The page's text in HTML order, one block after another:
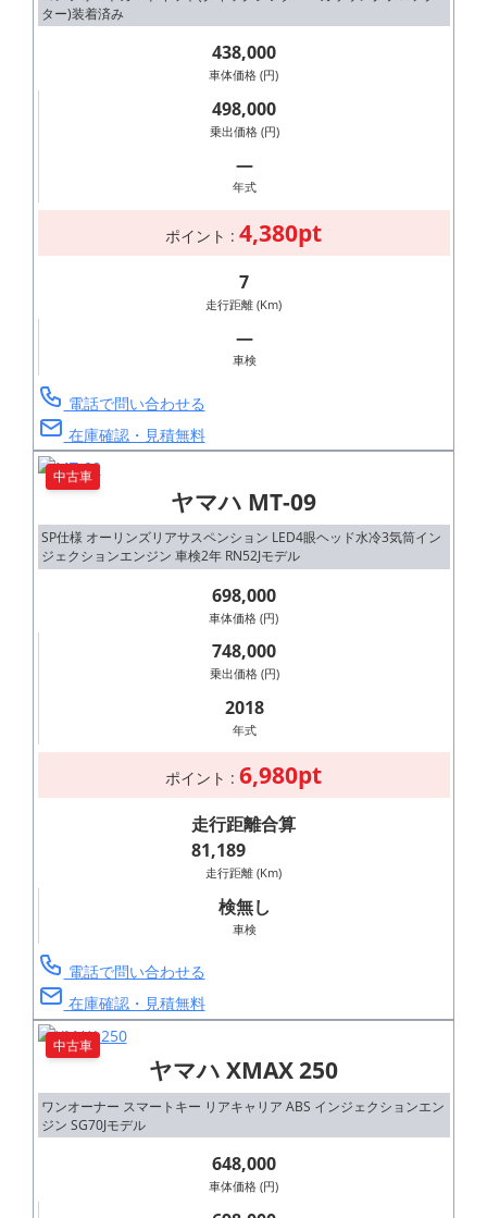
ター)装着済み
438,000
車体価格 (円)
498,000
乗出価格 (円)
―
年式
ポイント : 4,380pt
7
走行距離 (Km)
―
車検
電話で問い合わせる
在庫確認・見積無料
中古車
ヤマハ MT-09
SP仕様 オーリンズリアサスペンション LED4眼ヘッド水冷3気筒イン
ジェクションエンジン 車検2年 RN52Jモデル
698,000
車体価格 (円)
748,000
乗出価格 (円)
2018
年式
ポイント : 6,980pt
走行距離合算
81,189
走行距離 (Km)
検無し
車検
電話で問い合わせる
在庫確認・見積無料
中古車
ヤマハ XMAX 250
ワンオーナー スマートキー リアキャリア ABS インジェクションエン
ジン SG70Jモデル
648,000
車体価格 (円)